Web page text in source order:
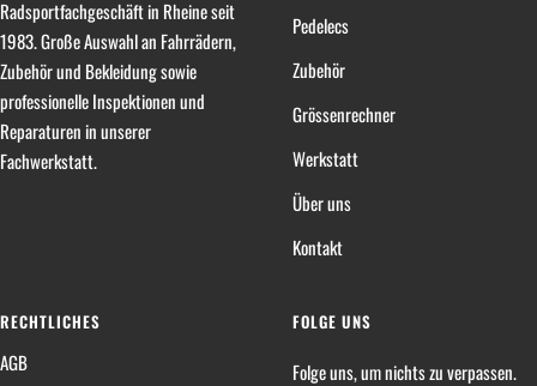
Radsportfachgeschäft in Rheine seit
1983. Große Auswahl an Fahrrädern,
Zubehör und Bekleidung sowie
professionelle Inspektionen und
Reparaturen in unserer
Fachwerkstatt.
Pedelecs
Zubehör
Grössenrechner
Werkstatt
Über uns
Kontakt
RECHTLICHES
AGB
FOLGE UNS
Folge uns, um nichts zu verpassen.